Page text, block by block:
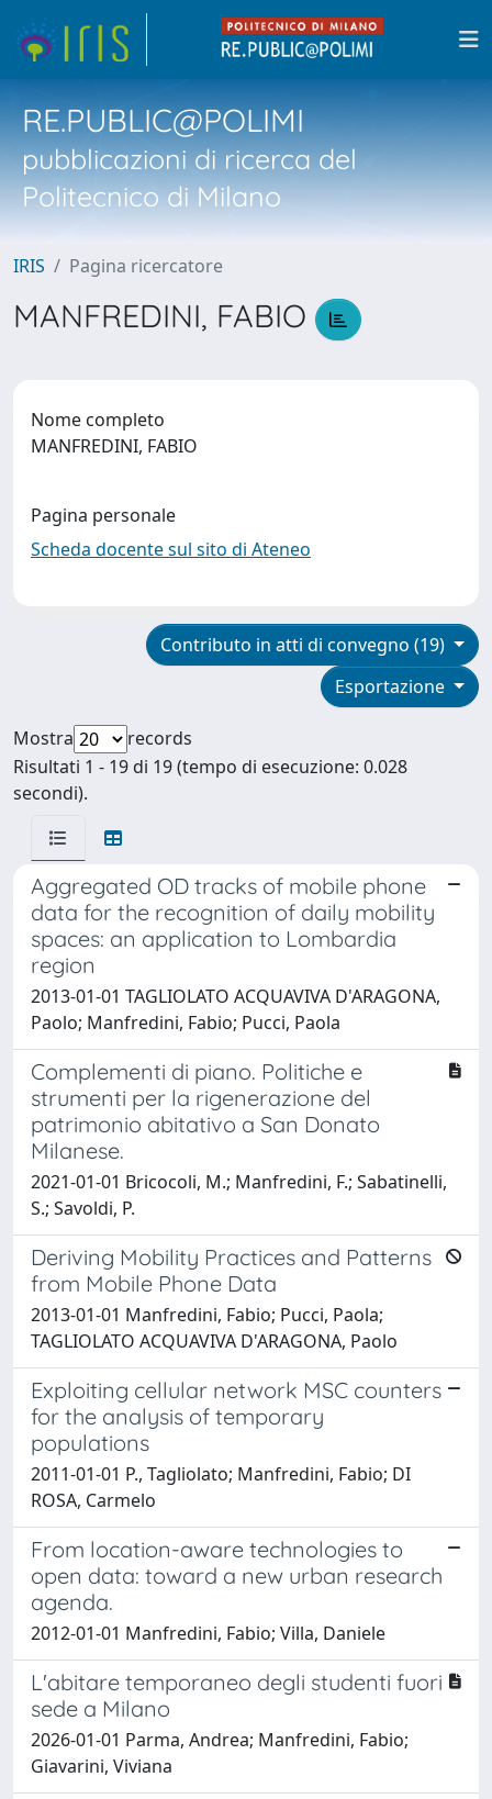
RE.PUBLIC@POLIMI
pubblicazioni di ricerca del
Politecnico di Milano
IRIS Pagina ricercatore
MANFREDINI, FABIO
Nome completo
MANFREDINI, FABIO
Pagina personale
Scheda docente sul sito di Ateneo
Contributo in atti di convegno (19)
Esportazione
Mostra
records
Risultati 1 - 19 di 19 (tempo di esecuzione: 0.028
secondi).
Aggregated OD tracks of mobile phone
data for the recognition of daily mobility
spaces: an application to Lombardia
region
2013-01-01 TAGLIOLATO ACQUAVIVA D'ARAGONA,
Paolo; Manfredini, Fabio; Pucci, Paola
Complementi di piano. Politiche e
strumenti per la rigenerazione del
patrimonio abitativo a San Donato
Milanese.
2021-01-01 Bricocoli, M.; Manfredini, F.; Sabatinelli,
S.; Savoldi, P.
Deriving Mobility Practices and Patterns
from Mobile Phone Data
2013-01-01 Manfredini, Fabio; Pucci, Paola;
TAGLIOLATO ACQUAVIVA D'ARAGONA, Paolo
Exploiting cellular network MSC counters
for the analysis of temporary
populations
2011-01-01 P., Tagliolato; Manfredini, Fabio; DI
ROSA, Carmelo
From location-aware technologies to
open data: toward a new urban research
agenda.
2012-01-01 Manfredini, Fabio; Villa, Daniele
L'abitare temporaneo degli studenti fuori
sede a Milano
2026-01-01 Parma, Andrea; Manfredini, Fabio;
Giavarini, Viviana